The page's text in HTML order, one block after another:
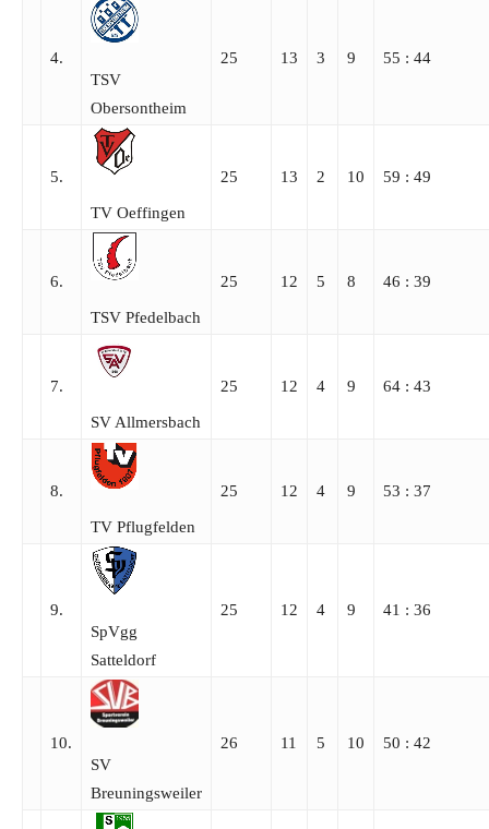
4.
TSV
Obersontheim
25 13 3 9 55 : 44
5.
TV Oeffingen
25 13 2 10 59 : 49
6.
TSV Pfedelbach
25 12 5 8 46 : 39
7.
SV Allmersbach
25 12 4 9 64 : 43
8.
TV Pflugfelden
25 12 4 9 53 : 37
9.
SpVgg
Satteldorf
25 12 4 9 41 : 36
10.
SV
Breuningsweiler
26 11 5 10 50 : 42